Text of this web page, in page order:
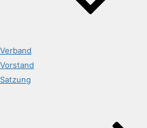
Verband
Vorstand
Satzung